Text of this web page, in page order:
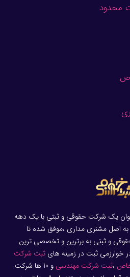
محدود
یک شرکت حقوقی و ثبتی با یک دهه
به اصل مشنری مداری ،موفق شده تا
و ثبتی به برترین و تخصصی ترین
خوارزمی ثبت در زمینه های ثبت شرکت
،ثبت شرکت مهندسی
و 10 ها شرکت